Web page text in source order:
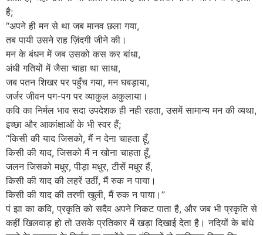
है;
“अपने ही मन से था जब मानव छला गया,
तब पायी उसने राह ज़िंदगी जीने की।
मन के बंधन में जब उसको कस कर बांधा,
अंधी गतियों में जैसा चाहा था साधा,
जब पतन शिखर पर पहुँच गया, मन घबड़ाया,
जर्जर जीवन पग-पग पर व्याकुल अकुलाया।
कवि का निर्मल भाव सदा उपदेशक ही नही रहता, उसमें सामान्य मन की व्यथा,
इच्छा और आकांक्षाओं के भी स्वर हैं;
“किसी की याद जिसको, मैं न देना चाहता हूँ,
किसी की याद, जिसको मैं न खोना चाहता हूँ,
जलन जिसको मधुर, पीड़ा मधुर, टीसें मधुर हैं,
किसी की याद की लहरें उठीं, मैं रुक न पाया।
किसी की याद की तरणी खुली, मैं रुक न पाया।”
पं झा का कवि, प्रकृति को सदैव अपने निकट पाता है, और जब भी प्रकृति से
कहीं खिलवाड़ हो तो उसके प्रतिकार में खड़ा दिखाई देता है। नदियों के बांधे